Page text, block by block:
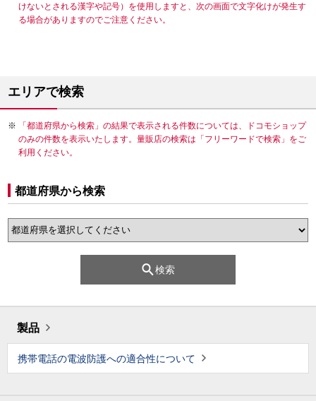
けないとされる漢字や記号）を使用しますと、次の画面で文字化けが発生す
る場合がありますのでご注意ください。
エリアで検索
「都道府県から検索」の結果で表示される件数については、ドコモショップ
のみの件数を表示いたします。量販店の検索は「フリーワードで検索」をご
利用ください。
都道府県から検索
検索
製品
携帯電話の電波防護への適合性について